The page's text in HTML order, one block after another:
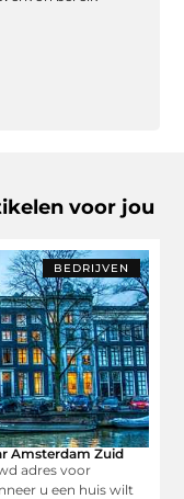
voor jou
BEDRIJVEN
Amsterdam Zuid
adres voor
u een huis wilt